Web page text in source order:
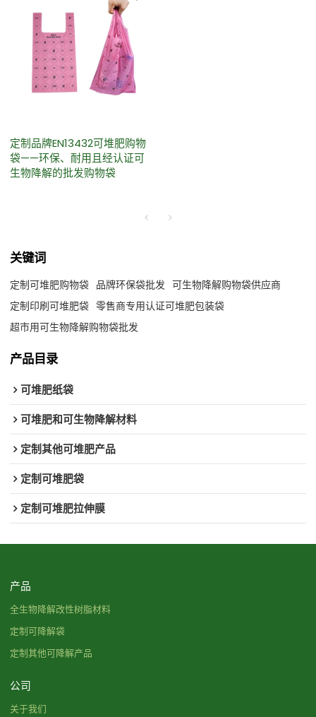
定制品牌EN13432可堆肥购物
袋——环保、耐用且经认证可
生物降解的批发购物袋
关键词
定制可堆肥购物袋 品牌环保袋批发 可生物降解购物袋供应商
定制印刷可堆肥袋 零售商专用认证可堆肥包装袋
超市用可生物降解购物袋批发
产品目录
可堆肥纸袋
可堆肥和可生物降解材料
定制其他可堆肥产品
定制可堆肥袋
定制可堆肥拉伸膜
产品
全生物降解改性树脂材料
定制可降解袋
定制其他可降解产品
公司
关于我们